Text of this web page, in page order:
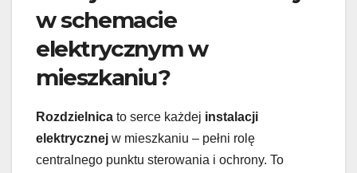
w schemacie
elektrycznym w
mieszkaniu?
Rozdzielnica to serce każdej instalacji
elektrycznej w mieszkaniu – pełni rolę
centralnego punktu sterowania i ochrony. To